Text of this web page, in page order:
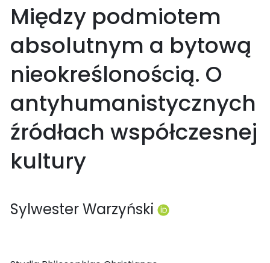
Między podmiotem
absolutnym a bytową
nieokreślonością. O
antyhumanistycznych
źródłach współczesnej
kultury
Sylwester Warzyński